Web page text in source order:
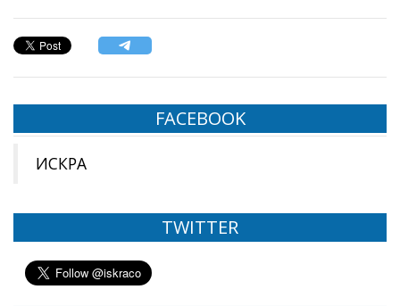
FACEBOOK
ИСКРА
TWITTER